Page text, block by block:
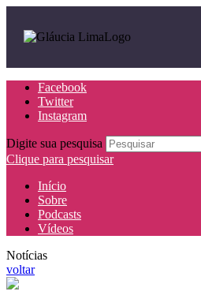
Facebook
Twitter
Instagram
Digite sua pesquisa
Clique para pesquisar
Início
Sobre
Podcasts
Vídeos
Notícias
voltar